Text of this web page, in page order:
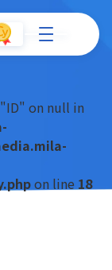
プラグ
on null in
on line 18